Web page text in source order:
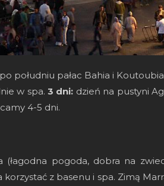
południu pałac Bahia i
w spa. 3 dni: dzień na pustyni
4-5 dni.
(łagodna pogoda, dobra na
z basenu i spa. Zimą